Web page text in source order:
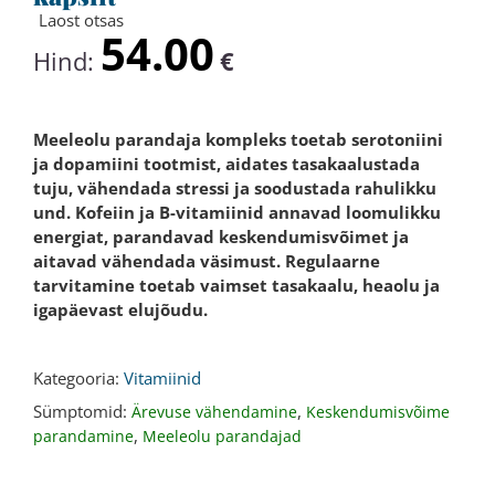
Laost otsas
Hind: 54.00 €
Meeleolu parandaja kompleks toetab serotoniini
ja dopamiini tootmist, aidates tasakaalustada
tuju, vähendada stressi ja soodustada rahulikku
und. Kofeiin ja B-vitamiinid annavad loomulikku
energiat, parandavad keskendumisvõimet ja
aitavad vähendada väsimust. Regulaarne
tarvitamine toetab vaimset tasakaalu, heaolu ja
igapäevast elujõudu.
Kategooria: Vitamiinid
Sümptomid: Ärevuse vähendamine, Keskendumisvõime
parandamine, Meeleolu parandajad